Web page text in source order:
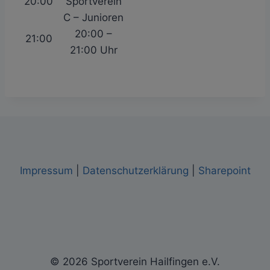
C – Junioren
20:00 –
21:00 Uhr
21:00
Impressum Datenschutzerklärung Sharepoint
© 2026 Sportverein Hailfingen e.V.